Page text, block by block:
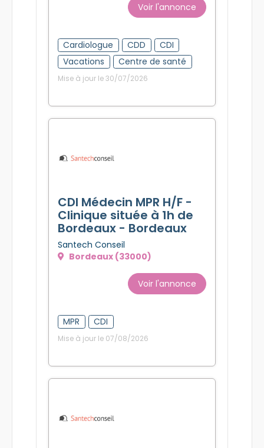
Voir l'annonce
Cardiologue CDD
CDI
Vacations
Centre de santé
Mise à jour le 30/07/2026
CDI Médecin MPR H/F -
Clinique située à 1h de
Bordeaux - Bordeaux
Santech Conseil
Bordeaux (33000)
Voir l'annonce
MPR CDI
Mise à jour le 07/08/2026